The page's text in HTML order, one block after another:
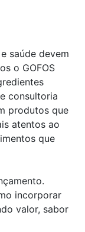
saúde devem
o GOFOS
consultoria
produtos que
atentos ao
que
incorporar
valor, sabor